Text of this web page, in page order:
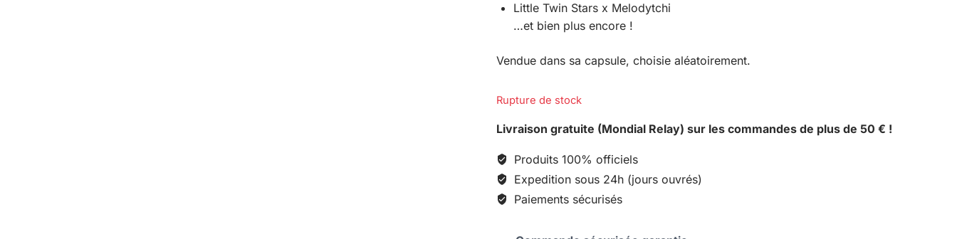
Little Twin Stars x Melodytchi
…et bien plus encore !
Vendue dans sa capsule, choisie aléatoirement.
Rupture de stock
Livraison gratuite (Mondial Relay) sur les commandes de plus de 50 € !
Produits 100% officiels
Expedition sous 24h (jours ouvrés)
Paiements sécurisés